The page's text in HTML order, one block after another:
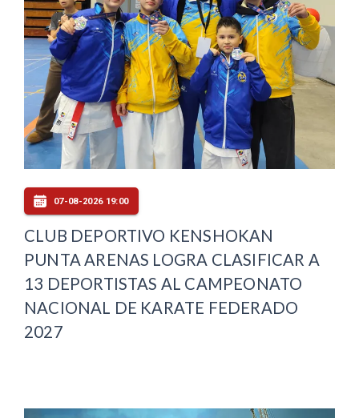
07-08-2026 19:00
CLUB DEPORTIVO KENSHOKAN
PUNTA ARENAS LOGRA CLASIFICAR A
13 DEPORTISTAS AL CAMPEONATO
NACIONAL DE KARATE FEDERADO
2027